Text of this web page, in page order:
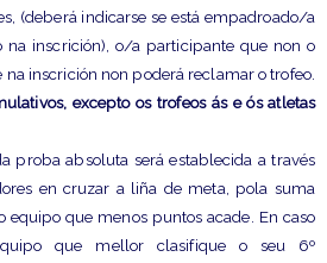
(deberá indicarse se está empadroado/a
na inscrición), o/a participante que non o
inscrición non poderá reclamar o trofeo.
excepto os trofeos ás e ós atletas
proba absoluta será establecida a través
en cruzar a liña de meta, pola suma
equipo que menos puntos acade. En caso
que mellor clasifique o seu 6º